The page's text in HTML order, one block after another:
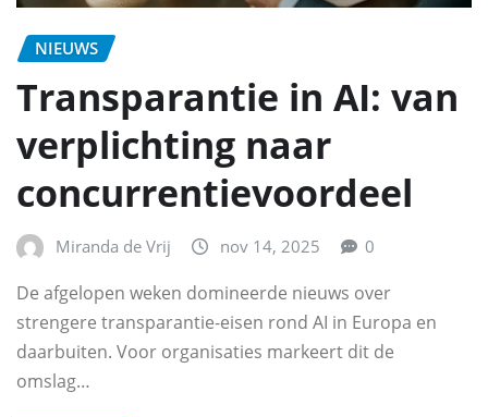
NIEUWS
Transparantie in AI: van
verplichting naar
concurrentievoordeel
Miranda de Vrij nov 14, 2025 0
De afgelopen weken domineerde nieuws over
strengere transparantie‑eisen rond AI in Europa en
daarbuiten. Voor organisaties markeert dit de
omslag…